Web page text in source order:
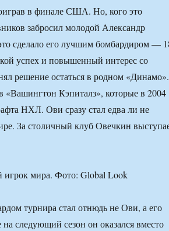
в финале США. Но, кого это
забросил молодой Александр
сделало его лучшим бомбардиром —
успех и повышенный интерес со
решение остаться в родном «Динамо».
«Вашингтон Кэпиталз», которые в 2004
НХЛ. Ови сразу стал едва ли не
За столичный клуб Овечкин
мира. Фото: Global Look
турнира стал отнюдь не Ови, а его
следующий сезон он оказался вместо